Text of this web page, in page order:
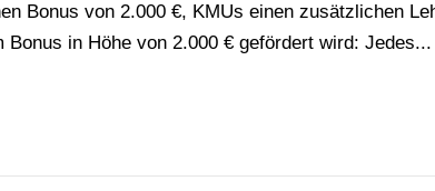
Bonus von 2.000 €, KMUs einen zusätzlichen
in Höhe von 2.000 € gefördert wird: Jedes...